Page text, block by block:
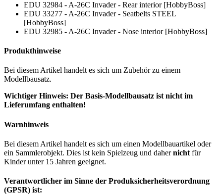
EDU 32984 - A-26C Invader - Rear interior [HobbyBoss]
EDU 33277 - A-26C Invader - Seatbelts STEEL
[HobbyBoss]
EDU 32985 - A-26C Invader - Nose interior [HobbyBoss]
Produkthinweise
Bei diesem Artikel handelt es sich um Zubehör zu einem
Modellbausatz.
Wichtiger Hinweis: Der Basis-Modellbausatz ist nicht im
Lieferumfang enthalten!
Warnhinweis
Bei diesem Artikel handelt es sich um einen Modellbauartikel oder
ein Sammlerobjekt. Dies ist kein Spielzeug und dahernicht für
Kinder unter 15 Jahren geeignet.
Verantwortlicher im Sinne der Produksicherheitsverordnung
(GPSR) ist: